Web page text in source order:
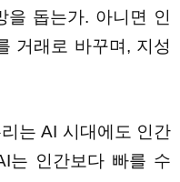
을 돕는가. 아니면 인
거래로 바꾸며, 지성
는 AI 시대에도 인간
는 인간보다 빠를 수